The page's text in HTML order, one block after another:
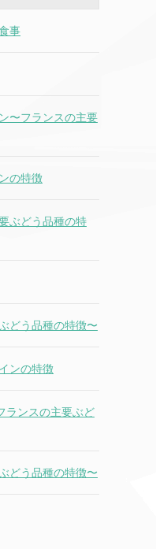
事
〜フランスの主要
の特徴
ぶどう品種の特
どう品種の特徴〜
ンの特徴
ランスの主要ぶど
どう品種の特徴〜